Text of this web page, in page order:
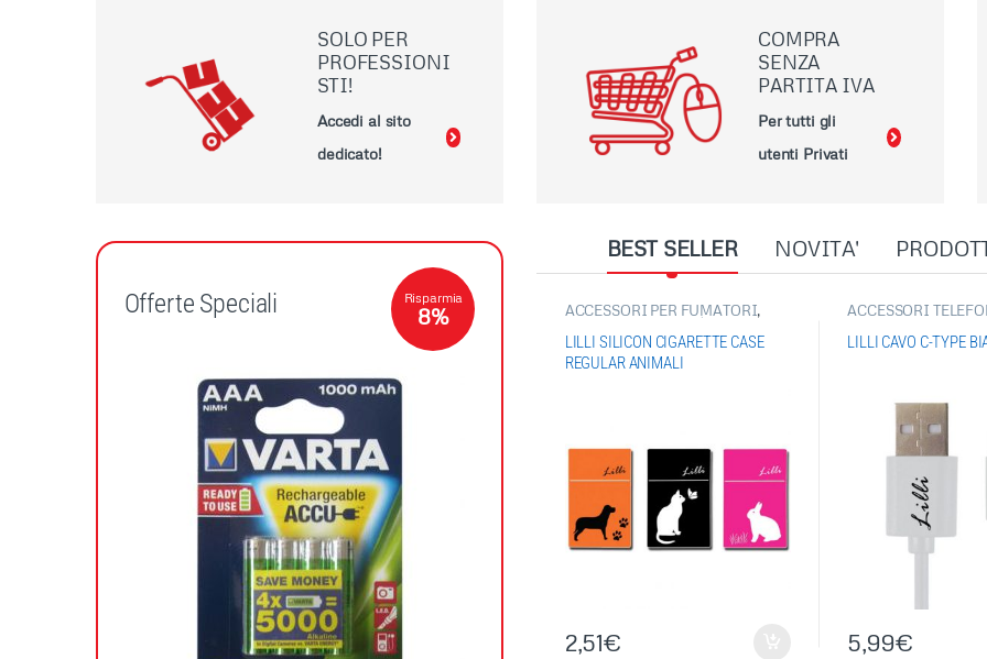
r
SOLO PER
PROFESSIONI
STI!
Accedi al sito
dedicato!
COMPRA
SENZA
PARTITA IVA
Per tutti gli
utenti Privati
Offerte Speciali Risparmia
8%
BEST SELLER NOVITA'
ACCESSORI PER FUMATORI,
SIGARETTE
LILLI SILICON CIGARETTE CASE
REGULAR ANIMALI
2,51€
ACCESSORI
RICARICA ,
LILLI CAVO C-TYPE
5,99€